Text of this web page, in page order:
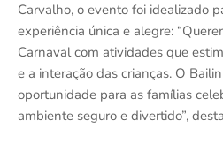
Carvalho, o evento foi idealizado
experiência única e alegre:
Carnaval com atividades que
e a interação das crianças. O
oportunidade para as famílias
ambiente seguro e divertido”,